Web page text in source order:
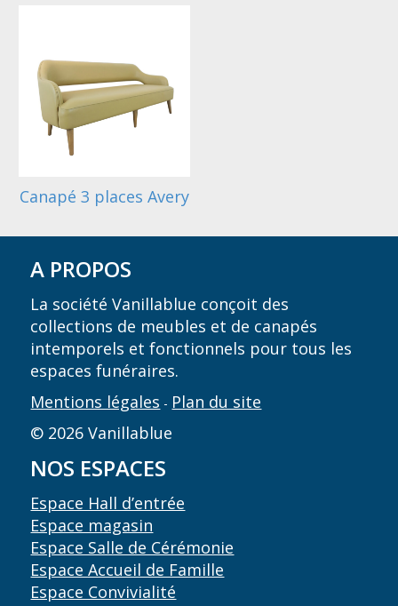
Canapé 3 places Avery
A PROPOS
La société Vanillablue conçoit des
collections de meubles et de canapés
intemporels et fonctionnels pour tous les
espaces funéraires.
Mentions légales - Plan du site
© 2026 Vanillablue
NOS ESPACES
Espace Hall d’entrée
Espace magasin
Espace Salle de Cérémonie
Espace Accueil de Famille
Espace Convivialité